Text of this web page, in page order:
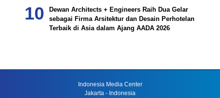
Dewan Architects + Engineers Raih Dua Gelar
sebagai Firma Arsitektur dan Desain Perhotelan
Terbaik di Asia dalam Ajang AADA 2026
Indonesia Media Center
Jakarta - Indonesia